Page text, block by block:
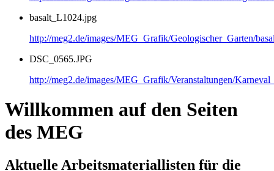
basalt_L1024.jpg
http://meg2.de/images/MEG_Grafik/Geologischer_Garten/
DSC_0565.JPG
http://meg2.de/images/MEG_Grafik/Veranstaltungen/
Willkommen auf den Seiten
des MEG
Aktuelle Arbeitsmateriallisten für die